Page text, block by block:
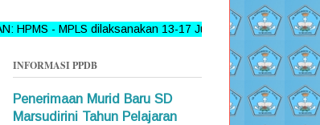
dilaksanakan 13-17 Juni 2026 >>> FOLLOW, LIKE DAN
INFORMASI PPDB
Penerimaan Murid Baru SD
Marsudirini Tahun Pelajaran